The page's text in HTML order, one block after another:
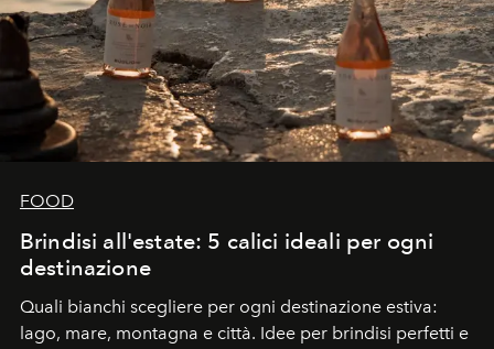
FOOD
Brindisi all'estate: 5 calici ideali per ogni
destinazione
Quali bianchi scegliere per ogni destinazione estiva:
lago, mare, montagna e città. Idee per brindisi perfetti e